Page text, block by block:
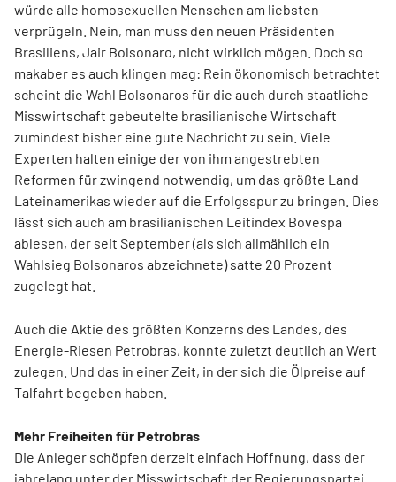
würde alle homosexuellen Menschen am liebsten
verprügeln. Nein, man muss den neuen Präsidenten
Brasiliens, Jair Bolsonaro, nicht wirklich mögen. Doch so
makaber es auch klingen mag: Rein ökonomisch betrachtet
scheint die Wahl Bolsonaros für die auch durch staatliche
Misswirtschaft gebeutelte brasilianische Wirtschaft
zumindest bisher eine gute Nachricht zu sein. Viele
Experten halten einige der von ihm angestrebten
Reformen für zwingend notwendig, um das größte Land
Lateinamerikas wieder auf die Erfolgsspur zu bringen. Dies
lässt sich auch am brasilianischen Leitindex Bovespa
ablesen, der seit September (als sich allmählich ein
Wahlsieg Bolsonaros abzeichnete) satte 20 Prozent
zugelegt hat.
Auch die Aktie des größten Konzerns des Landes, des
Energie-Riesen Petrobras, konnte zuletzt deutlich an Wert
zulegen. Und das in einer Zeit, in der sich die Ölpreise auf
Talfahrt begeben haben.
Mehr Freiheiten für Petrobras
Die Anleger schöpfen derzeit einfach Hoffnung, dass der
jahrelang unter der Misswirtschaft der Regierungspartei